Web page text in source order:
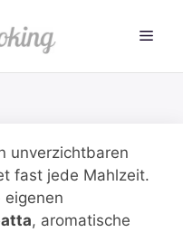
unverzichtbaren
fast jede Mahlzeit.
eigenen
, aromatische